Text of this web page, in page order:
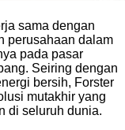
sama dengan
perusahaan dalam
pada pasar
Seiring dengan
bersih, Forster
mutakhir yang
di seluruh dunia.